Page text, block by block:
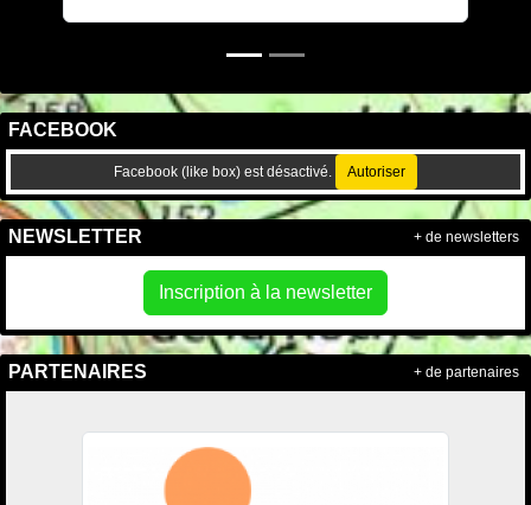
FACEBOOK
Facebook (like box) est désactivé. Autoriser
NEWSLETTER
Inscription à la newsletter
+ de newsletters
PARTENAIRES + de partenaires